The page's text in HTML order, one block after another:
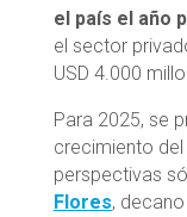
el país el año
el sector
USD 4.000
Para 2025, se
crecimiento del
perspectivas
Flores,